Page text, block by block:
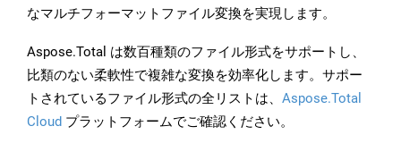
なマルチフォーマットファイル変換を実現します。
Aspose.Total は数百種類のファイル形式をサポートし、
比類のない柔軟性で複雑な変換を効率化します。サポー
トされているファイル形式の全リストは、 Aspose.Total
Cloud プラットフォームでご確認ください。